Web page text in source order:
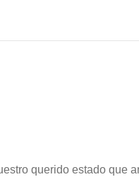
querido estado que